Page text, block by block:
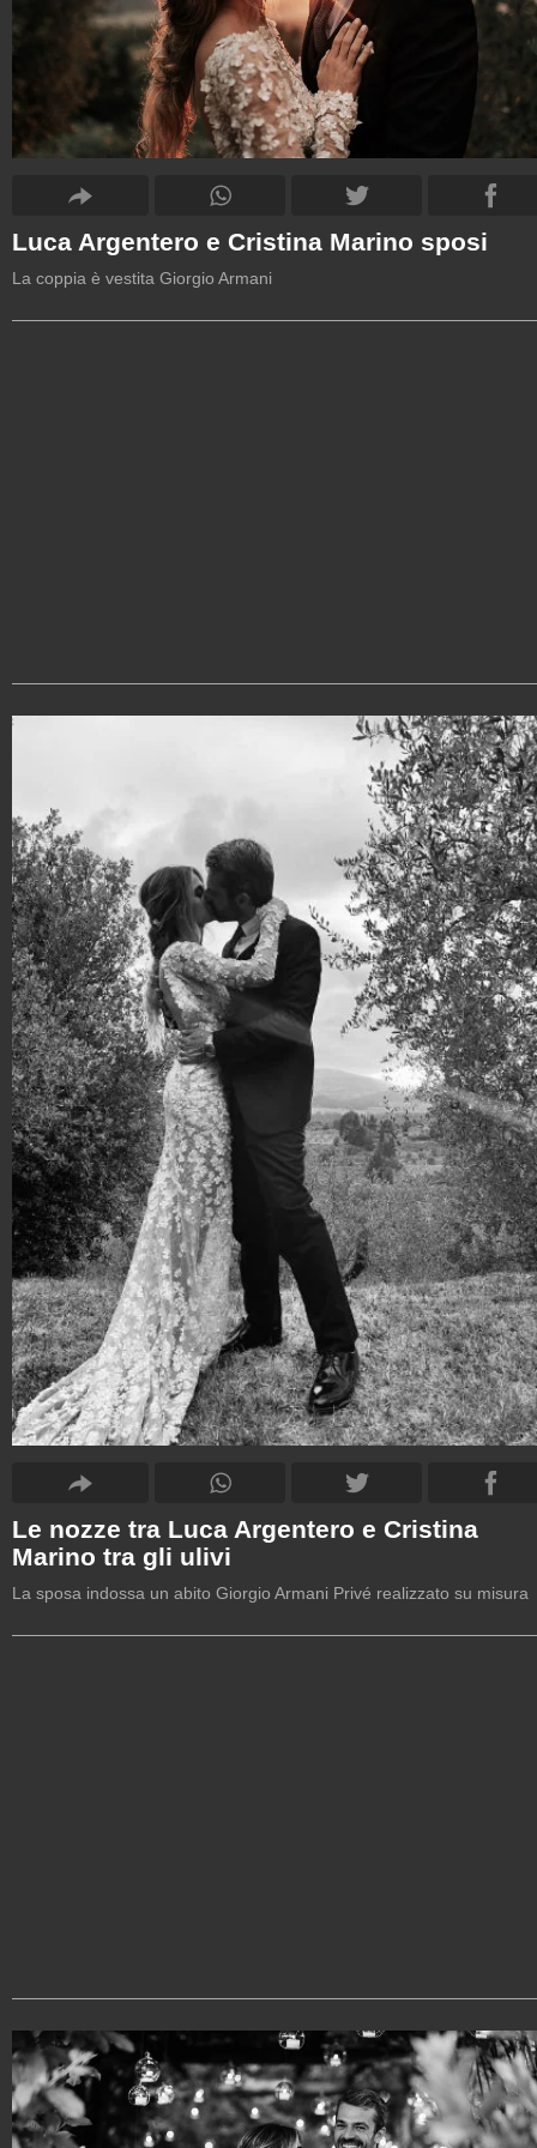
Luca Argentero e Cristina Marino sposi
La coppia è vestita Giorgio Armani
Le nozze tra Luca Argentero e Cristina
Marino tra gli ulivi
La sposa indossa un abito Giorgio Armani Privé realizzato su misura